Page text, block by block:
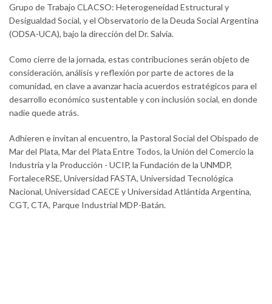
Grupo de Trabajo CLACSO: Heterogeneidad Estructural y
Desigualdad Social, y el Observatorio de la Deuda Social Argentina
(ODSA-UCA), bajo la dirección del Dr. Salvia.
Como cierre de la jornada, estas contribuciones serán objeto de
consideración, análisis y reflexión por parte de actores de la
comunidad, en clave a avanzar hacia acuerdos estratégicos para el
desarrollo económico sustentable y con inclusión social, en donde
nadie quede atrás.
Adhieren e invitan al encuentro, la Pastoral Social del Obispado de
Mar del Plata, Mar del Plata Entre Todos, la Unión del Comercio la
Industria y la Producción - UCIP, la Fundación de la UNMDP,
FortaleceRSE, Universidad FASTA, Universidad Tecnológica
Nacional, Universidad CAECE y Universidad Atlántida Argentina,
CGT, CTA, Parque Industrial MDP-Batán.